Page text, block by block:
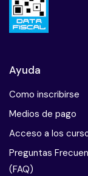
Ayuda
Como inscribirse
Medios de pago
Acceso a los
Preguntas
(FAQ)